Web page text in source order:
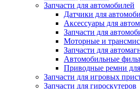
Запчасти для автомобилей
Датчики для
Аксессуары для
Запчасти для
Моторные и
Запчасти для
Автомобильные
Приводные ремни
Запчасти для игровых
Запчасти для гироскутеров